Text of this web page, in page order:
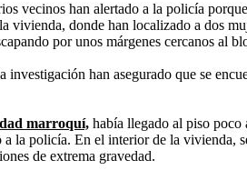
vecinos han alertado a la policía
vivienda, donde han localizado a dos
por unos márgenes cercanos al
han asegurado que se
marroquí, había llegado al piso poco
la policía. En el interior de la vivienda,
de extrema gravedad.